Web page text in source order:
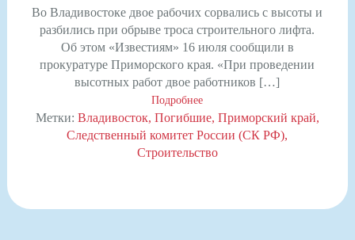
Во Владивостоке двое рабочих сорвались с высоты и
разбились при обрыве троса строительного лифта.
Об этом «Известиям» 16 июля сообщили в
прокуратуре Приморского края. «При проведении
высотных работ двое работников […]
Подробнее
Метки: Владивосток Погибшие Приморский край
Следственный комитет России (СК РФ)
Строительство